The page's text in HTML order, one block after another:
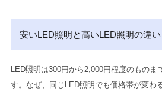
安いLED照明と高いLED照明の違い
LED照明は300円から2,000円程度のものま
す。 なぜ、同じLED照明でも価格帯が変わ